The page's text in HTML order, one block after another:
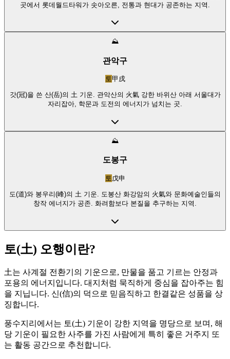
곳에서 롯데월드타워가 솟아오른, 전통과 현대가 공존하는 지역.
⛰️
관악구
토甲戌
갓(冠)을 쓴 산(岳)의 土 기운. 관악산의 火氣 강한 바위산 아래 서울대가
자리잡아, 학문과 도전의 에너지가 넘치는 곳.
⛰️
도봉구
토 戊申
도(道)와 봉우리(峰)의 土 기운. 도봉산 화강암의 火氣와 문화예술인들의
창작 에너지가 공존. 화려함보다 본질을 추구하는 지역.
토(土) 오행이란?
土는 사계절 전환기의 기운으로, 만물을 품고 기르는 안정과
포용의 에너지입니다. 대지처럼 묵직하게 중심을 잡아주는 힘
을 지닙니다. 신(信)의 덕으로 믿음직하고 한결같은 성품을 상
징합니다.
풍수지리에서는 토(土) 기운이 강한 지역을 명당으로 보며, 해
당 기운이 필요한 사주를 가진 사람에게 특히 좋은 거주지 또
는 활동 공간으로 추천합니다.